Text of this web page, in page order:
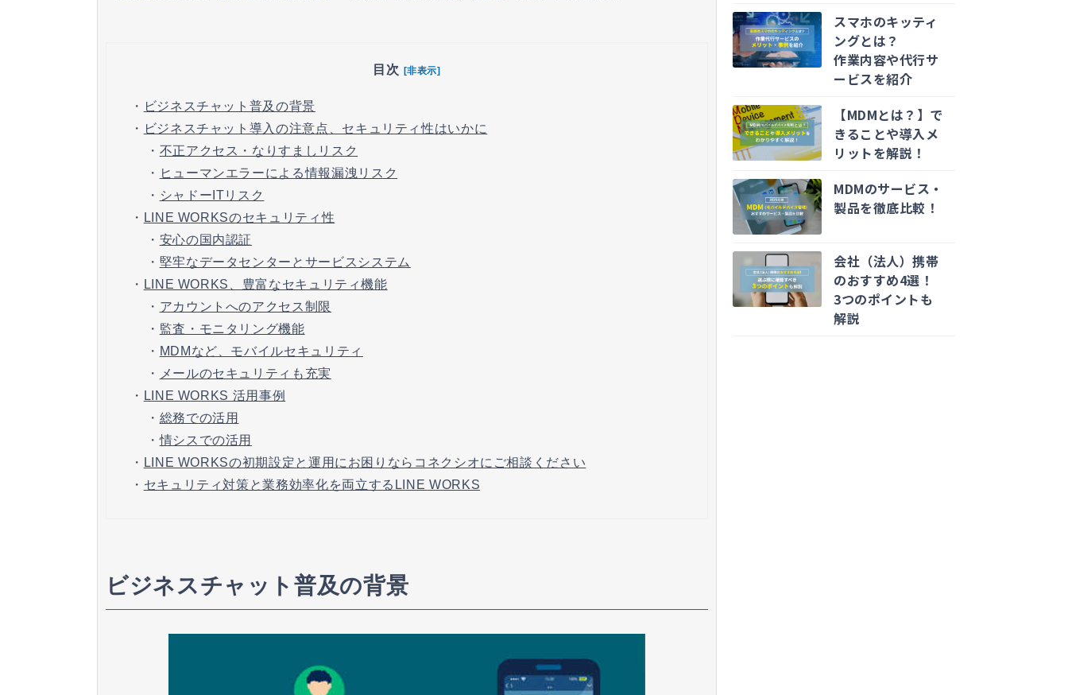
目次 [非表示]
・ ビジネスチャット普及の背景
・ ビジネスチャット導入の注意点、セキュリティ性はいかに
・ 不正アクセス・なりすましリスク
・ ヒューマンエラーによる情報漏洩リスク
・ シャドーITリスク
・ LINE WORKSのセキュリティ性
・ 安心の国内認証
・ 堅牢なデータセンターとサービスシステム
・ LINE WORKS、豊富なセキュリティ機能
・ アカウントへのアクセス制限
・ 監査・モニタリング機能
・ MDMなど、モバイルセキュリティ
・
メールのセキュリティも充実
・ LINE WORKS 活用事例
・ 総務での活用
・情シスでの活用
・ LINE WORKSの初期設定と運用にお困りならコネクシオにご相談ください
・ セキュリティ対策と業務効率化を両立するLINE WORKS
ビジネスチャット普及の背景
スマホのキッティ
ングとは？
作業内容や代行サ
ービスを紹介
【MDMとは？】で
きることや導入メ
リットを解説！
MDMのサービス・
製品を徹底比較！
会社（法人）携帯
のおすすめ4選！
3つのポイントも
解説